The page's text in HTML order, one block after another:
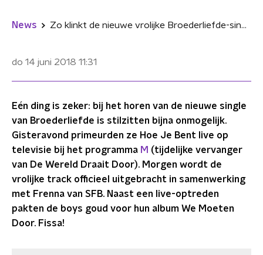
News Zo klinkt de nieuwe vrolijke Broederliefde-single: 'Hoe Je Bent'
do 14 juni 2018 11:31
Eén ding is zeker: bij het horen van de nieuwe single
van Broederliefde is stilzitten bijna onmogelijk.
Gisteravond primeurden ze Hoe Je Bent live op
televisie bij het programma M (tijdelijke vervanger
van De Wereld Draait Door). Morgen wordt de
vrolijke track officieel uitgebracht in samenwerking
met Frenna van SFB. Naast een live-optreden
pakten de boys goud voor hun album We Moeten
Door. Fissa!